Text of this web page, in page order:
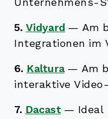
Unternehmens-
5. Vidyard — Am
Integrationen im
6. Kaltura — Am
interaktive
7. Dacast — Ideal